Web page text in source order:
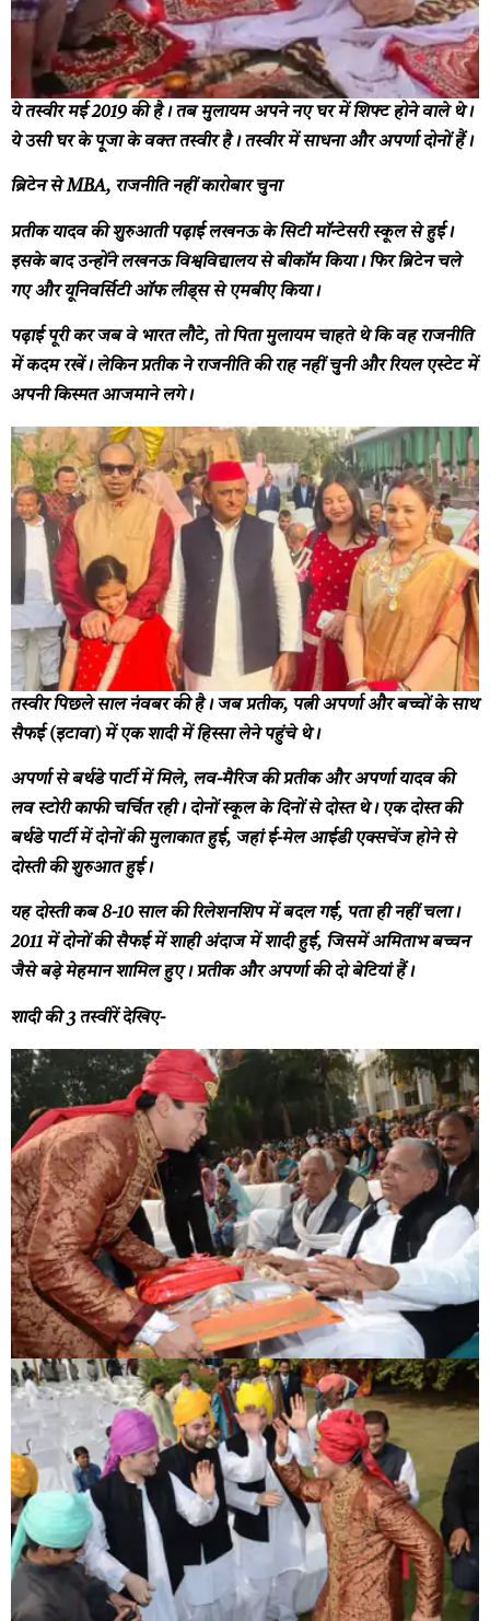
ये तस्वीर मई 2019 की है। तब मुलायम अपने नए घर में शिफ्ट होने वाले थे।
ये उसी घर के पूजा के वक्त तस्वीर है। तस्वीर में साधना और अपर्णा दोनों हैं।
ब्रिटेन से MBA, राजनीति नहीं कारोबार चुना
प्रतीक यादव की शुरुआती पढ़ाई लखनऊ के सिटी मॉन्टेसरी स्कूल से हुई।
इसके बाद उन्होंने लखनऊ विश्वविद्यालय से बीकॉम किया। फिर ब्रिटेन चले
गए और यूनिवर्सिटी ऑफ लीड्स से एमबीए किया।
पढ़ाई पूरी कर जब वे भारत लौटे, तो पिता मुलायम चाहते थे कि वह राजनीति
में कदम रखें। लेकिन प्रतीक ने राजनीति की राह नहीं चुनी और रियल एस्टेट में
अपनी किस्मत आजमाने लगे।
तस्वीर पिछले साल नंवबर की है। जब प्रतीक, पत्नी अपर्णा और बच्चों के साथ
सैफई (इटावा) में एक शादी में हिस्सा लेने पहुंचे थे।
अपर्णा से बर्थडे पार्टी में मिले, लव-मैरिज कीप्रतीक और अपर्णा यादव की
लव स्टोरी काफी चर्चित रही। दोनों स्कूल के दिनों से दोस्त थे। एक दोस्त की
बर्थडे पार्टी में दोनों की मुलाकात हुई, जहां ई-मेल आईडी एक्सचेंज होने से
दोस्ती की शुरुआत हुई।
यह दोस्ती कब 8-10 साल की रिलेशनशिप में बदल गई, पता ही नहीं चला।
2011 में दोनों की सैफई में शाही अंदाज में शादी हुई, जिसमें अमिताभ बच्चन
जैसे बड़े मेहमान शामिल हुए। प्रतीक और अपर्णा की दो बेटियां हैं।
शादी की 3 तस्वीरें देखिए-